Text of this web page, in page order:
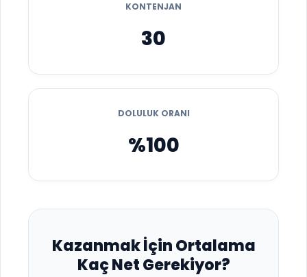
KONTENJAN
30
DOLULUK ORANI
%100
Kazanmak İçin Ortalama
Kaç Net Gerekiyor?